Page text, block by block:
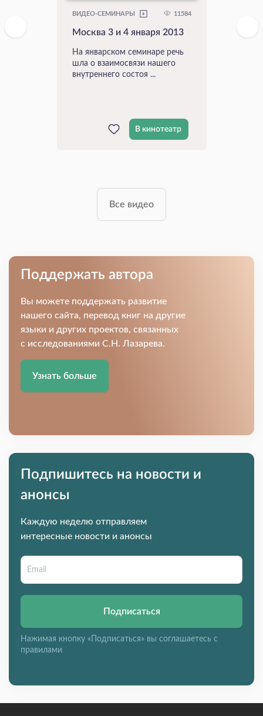
ВИДЕО-СЕМИНАРЫ 11584
Москва 3 и 4 января 2013
На январском семинаре речь
шла о взаимосвязи нашего
внутреннего состоя ...
В кинотеатр
Все видео
Поддержать автора
Вы можете поддержать развитие
нашего сайта, перевод книг на другие
языки и других проектов, связанных
с исследованиями С.Н. Лазарева.
Узнать больше
Подпишитесь на новости и
анонсы
Каждую неделю отправляем
интересные новости и анонсы
Подписаться
Нажимая кнопку «Подписаться» вы соглашаетесь с
правилами